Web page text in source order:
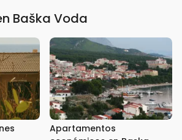
Baška Voda
Apartamentos